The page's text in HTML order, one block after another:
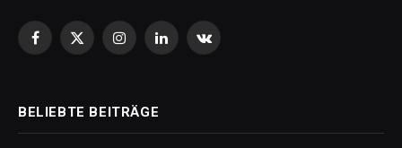
Facebook
X
InstagramLinkedInVKontakte
BELIEBTE BEITRÄGE